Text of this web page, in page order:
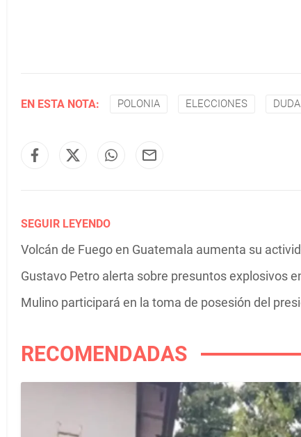
EN ESTA NOTA: POLONIA ELECCIONES DUDA
SEGUIR LEYENDO
Volcán de Fuego en Guatemala aumenta su
Gustavo Petro alerta sobre presuntos explosivos
Mulino participará en la toma de posesión del
RECOMENDADAS